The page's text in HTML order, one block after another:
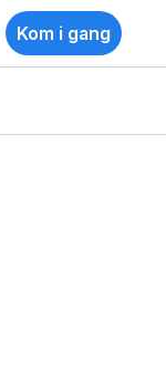
Kom i gang